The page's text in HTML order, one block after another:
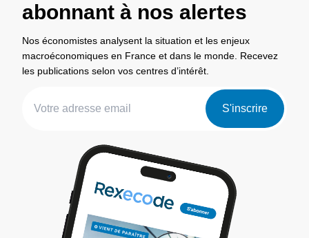
abonnant à nos alertes
Nos économistes analysent la situation et les enjeux
macroéconomiques en France et dans le monde. Recevez
les publications selon vos centres d’intérêt.
S'inscrire